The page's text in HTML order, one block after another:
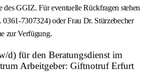
des GGIZ. Für eventuelle Rückfragen stehen
0361-7307324) oder Frau Dr. Stürzebecher
zur Verfügung.
d) für den Beratungsdienst im
Arbeitgeber: Giftnotruf Erfurt